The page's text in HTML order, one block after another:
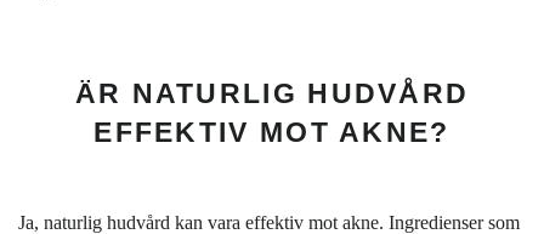
ÄR NATURLIG HUDVÅRD
EFFEKTIV MOT AKNE?
Ja, naturlig hudvård kan vara effektiv mot akne. Ingredienser som